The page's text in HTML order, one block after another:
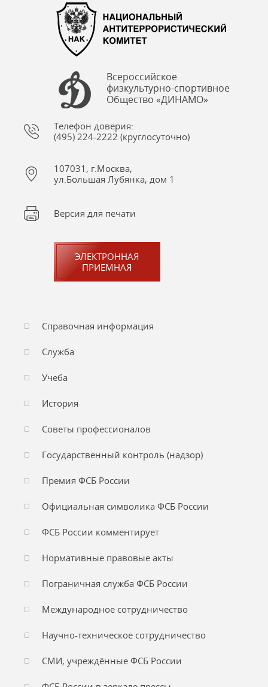
Всероссийское
физкультурно-спортивное
Общество «ДИНАМО»
Телефон доверия:
(495) 224-2222 (круглосуточно)
107031, г.Москва,
ул.Большая Лубянка, дом 1
Версия для печати
ЭЛЕКТРОННАЯ
ПРИЕМНАЯ
Справочная информация
Служба
Учеба
История
Советы профессионалов
Государственный контроль (надзор)
Премия ФСБ России
Официальная символика ФСБ России
ФСБ России комментирует
Нормативные правовые акты
Пограничная служба ФСБ России
Международное сотрудничество
Научно-техническое сотрудничество
СМИ, учреждённые ФСБ России